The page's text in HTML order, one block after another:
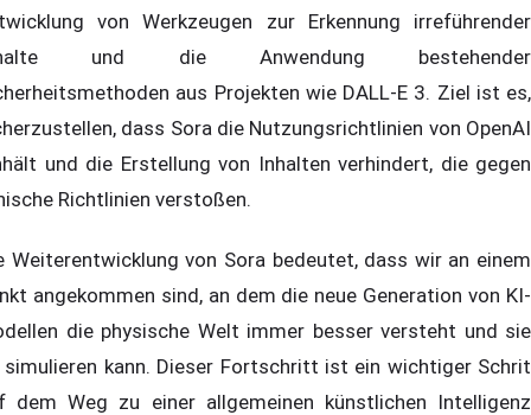
von Werkzeugen zur Erkennung irreführender
und die Anwendung bestehender
aus Projekten wie DALL-E 3. Ziel ist es,
dass Sora die Nutzungsrichtlinien von OpenAI
und die Erstellung von Inhalten verhindert, die gegen
Richtlinien verstoßen.
Weiterentwicklung von Sora bedeutet, dass wir an einem
angekommen sind, an dem die neue Generation von KI-
die physische Welt immer besser versteht und sie
kann. Dieser Fortschritt ist ein wichtiger Schrit
dem Weg zu einer allgemeinen künstlichen Intelligenz